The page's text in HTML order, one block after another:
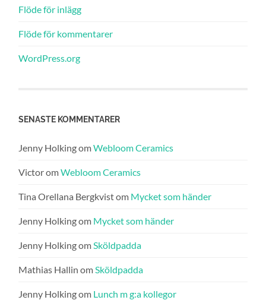
Flöde för inlägg
Flöde för kommentarer
WordPress.org
SENASTE KOMMENTARER
Jenny HolkingomWebloom Ceramics
VictoromWebloom Ceramics
Tina Orellana Bergkvistom Mycket som händer
Jenny Holkingom Mycket som händer
Jenny Holkingom Sköldpadda
Mathias Hallin om Sköldpadda
Jenny Holkingom Lunch m g:a kollegor